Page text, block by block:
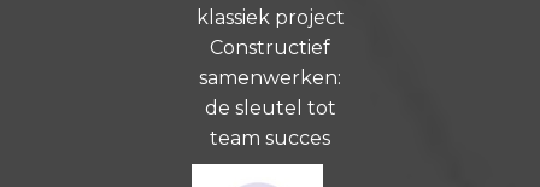
klassiek project
Constructief
samenwerken:
de sleutel tot
team succes